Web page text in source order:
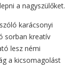
a nagyszülőket.
karácsonyi
sorban kreatív
lesz némi
a kicsomagolást